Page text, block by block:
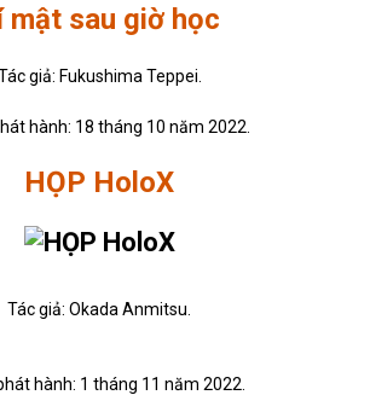
mật sau giờ học
giả: Fukushima Teppei.
hành: 18 tháng 10 năm 2022.
HỌP HoloX
Tác giả: Okada Anmitsu.
hành: 1 tháng 11 năm 2022.